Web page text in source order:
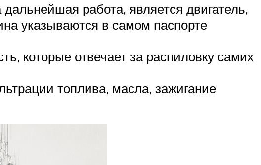
работа, является двигатель,
указываются в самом паспорте
которые отвечает за распиловку самих
топлива, масла, зажигание